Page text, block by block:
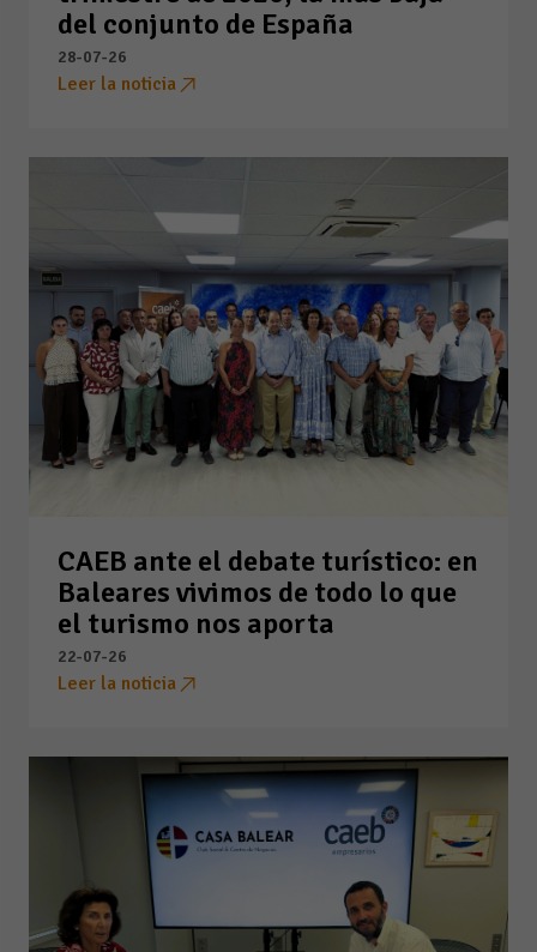
del conjunto de España
28-07-26
Leer la noticia
CAEB ante el debate turístico: en
Baleares vivimos de todo lo que
el turismo nos aporta
22-07-26
Leer la noticia